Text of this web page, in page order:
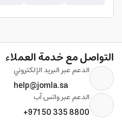
التواصل مع خدمة العملاء
الدعم عبر البريد الإلكتروني
help@jomla.sa
الدعم عبر واتس آب
+971 50 335 8800